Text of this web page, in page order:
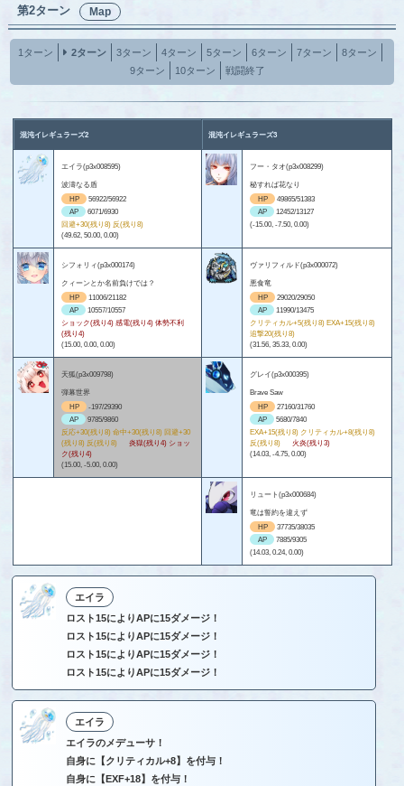
第2ターン Map
1ターン 2ターン 3ターン 4ターン 5ターン 6ターン 7ターン
8ターン
9ターン
10ターン 戦闘終了
混沌イレギュラーズ2 混沌イレギュラーズ3
エイラ(p3x008595)
波濤なる盾
HP
56922/56922
AP
6071/6930
回避+30(残り8) 反(残り8)
(49.62, 50.00, 0.00)
フー・タオ(p3x008299)
秘すれば花なり
HP
49865/51383
AP
12452/13127
(-15.00, -7.50, 0.00)
シフォリィ(p3x000174)
クィーンとか名前負けでは？
HP
11006/21182
AP
10557/10557
ショック(残り4) 感電(残り4) 体勢不利
(残り4)
(15.00, 0.00, 0.00)
ヴァリフィルド(p3x000072)
悪食竜
HP
29020/29050
AP
11990/13475
クリティカル+5(残り8) EXA+15(残り8)
追撃20(残り8)
(31.56, 35.33, 0.00)
天狐(p3x009798)
弾幕世界
HP
-197/29390
AP
9785/9860
反応+30(残り8) 命中+30(残り8) 回避+30
(残り8) 反(残り8)
炎獄(残り4) ショッ
ク(残り4)
(15.00, -5.00, 0.00)
グレイ(p3x000395)
Brave Saw
HP
27160/31760
AP
5680/7840
EXA+15(残り8) クリティカル+8(残り8)
反(残り8)
火炎(残り3)
(14.03, -4.75, 0.00)
リュート(p3x000684)
竜は誓約を違えず
HP
37735/38035
AP
7885/9305
(14.03, 0.24, 0.00)
エイラ
ロスト15によりAPに15ダメージ！
ロスト15によりAPに15ダメージ！
ロスト15によりAPに15ダメージ！
ロスト15によりAPに15ダメージ！
エイラ
エイラのメデューサ！
自身に【クリティカル+8】を付与！
自身に【EXF+18】を付与！